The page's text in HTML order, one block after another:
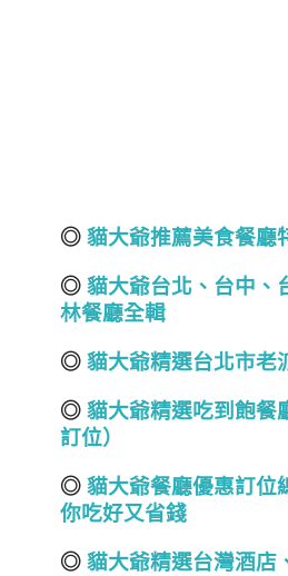
◎ 貓大爺推薦美食餐廳
◎ 貓大爺台北 、 台中 、
林餐廳全輯
◎ 貓大爺精選台北市老
◎ 貓大爺精選吃到飽餐
訂位）
◎ 貓大爺餐廳優惠訂位
你吃好又省錢
◎ 貓大爺精選台灣酒店